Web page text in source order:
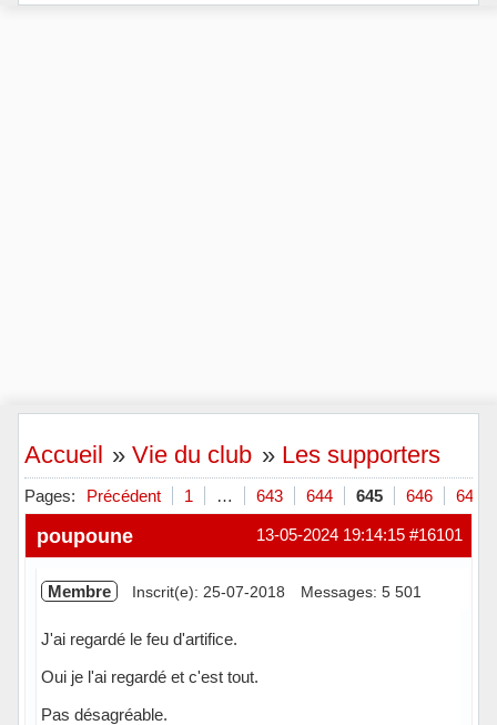
Accueil »Vie du club » Les supporters
Pages: Précédent 1 … 643 644 645 646 647
#16101
13-05-2024 19:14:15
poupoune
Membre Inscrit(e): 25-07-2018 Messages: 5 501
J'ai regardé le feu d'artifice.
Oui je l'ai regardé et c'est tout.
Pas désagréable.